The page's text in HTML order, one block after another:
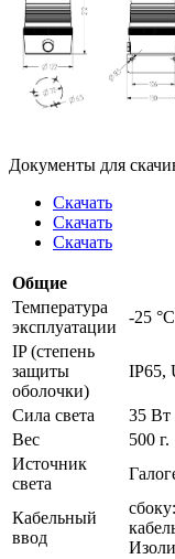
Документы для
Скачать
Скачать
Скачать
Общие
Температура
эксплуатации
-25
IP (степень
защиты
оболочки)
IP65,
Сила света
35 Вт
Вес
500 г.
Источник
света
Кабельный
ввод